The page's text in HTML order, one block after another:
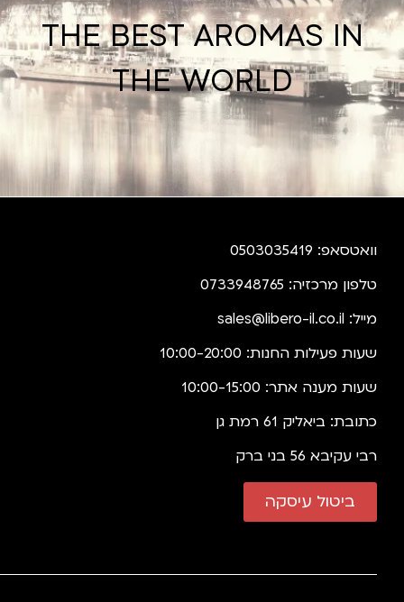
THE BEST AROMAS IN
THE WORLD
וואטסאפ: 0503035419
טלפון מרכזיה: 0733948765
מייל: sales@libero-il.co.il
שעות פעילות החנות: 10:00-20:00
שעות מענה אתר: 10:00-15:00
כתובת: ביאליק 61 רמת גן
רבי עקיבא 56 בני ברק
ביטול עיסקה